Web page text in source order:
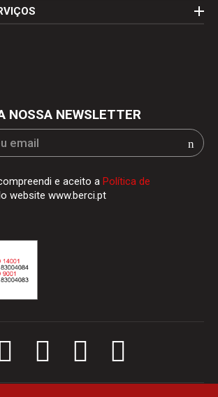
NOSSA NEWSLETTER
e aceito a Política de
website www.berci.pt